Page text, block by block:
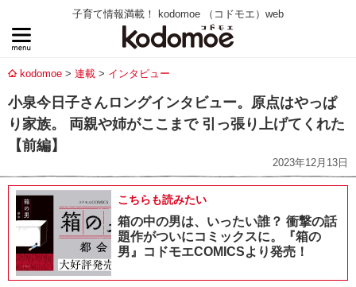
子育て情報満載！ kodomoe （コドモエ）web
kodomoe 連載 インタビュー
小泉今日子さんロングインタビュー。原点はやっぱ
り家族。 両親や姉がここまで 引っ張り上げてくれた
【前編】
2023年12月13日
こちらも読みたい
箱の中の男は、いったい誰？ 衝撃の話
題作がついにコミックスに。『箱の
男』コドモエCOMICSより発売！